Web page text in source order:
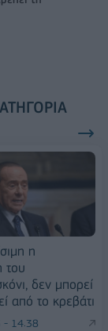
η
του
δεν μπορεί
από το κρεβάτι
- 14:38